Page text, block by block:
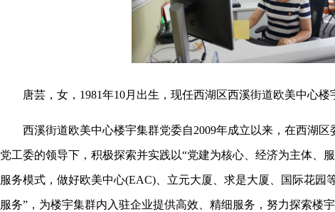
唐芸，女，1981年10月出生，现任西湖区西溪街道欧美中心楼
西溪街道欧美中心楼宇集群党委自2009年成立以来，在西湖区
党工委的领导下，积极探索并实践以“党建为核心、经济为主体、
服务模式，做好欧美中心(EAC)、立元大厦、求是大厦、国际花园
服务”，为楼宇集群内入驻企业提供高效、精细服务，努力探索楼